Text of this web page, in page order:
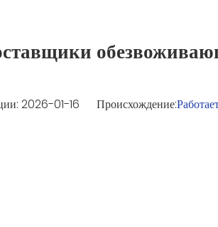
2026-01-16 Происхождение: